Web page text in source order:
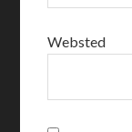
Websted